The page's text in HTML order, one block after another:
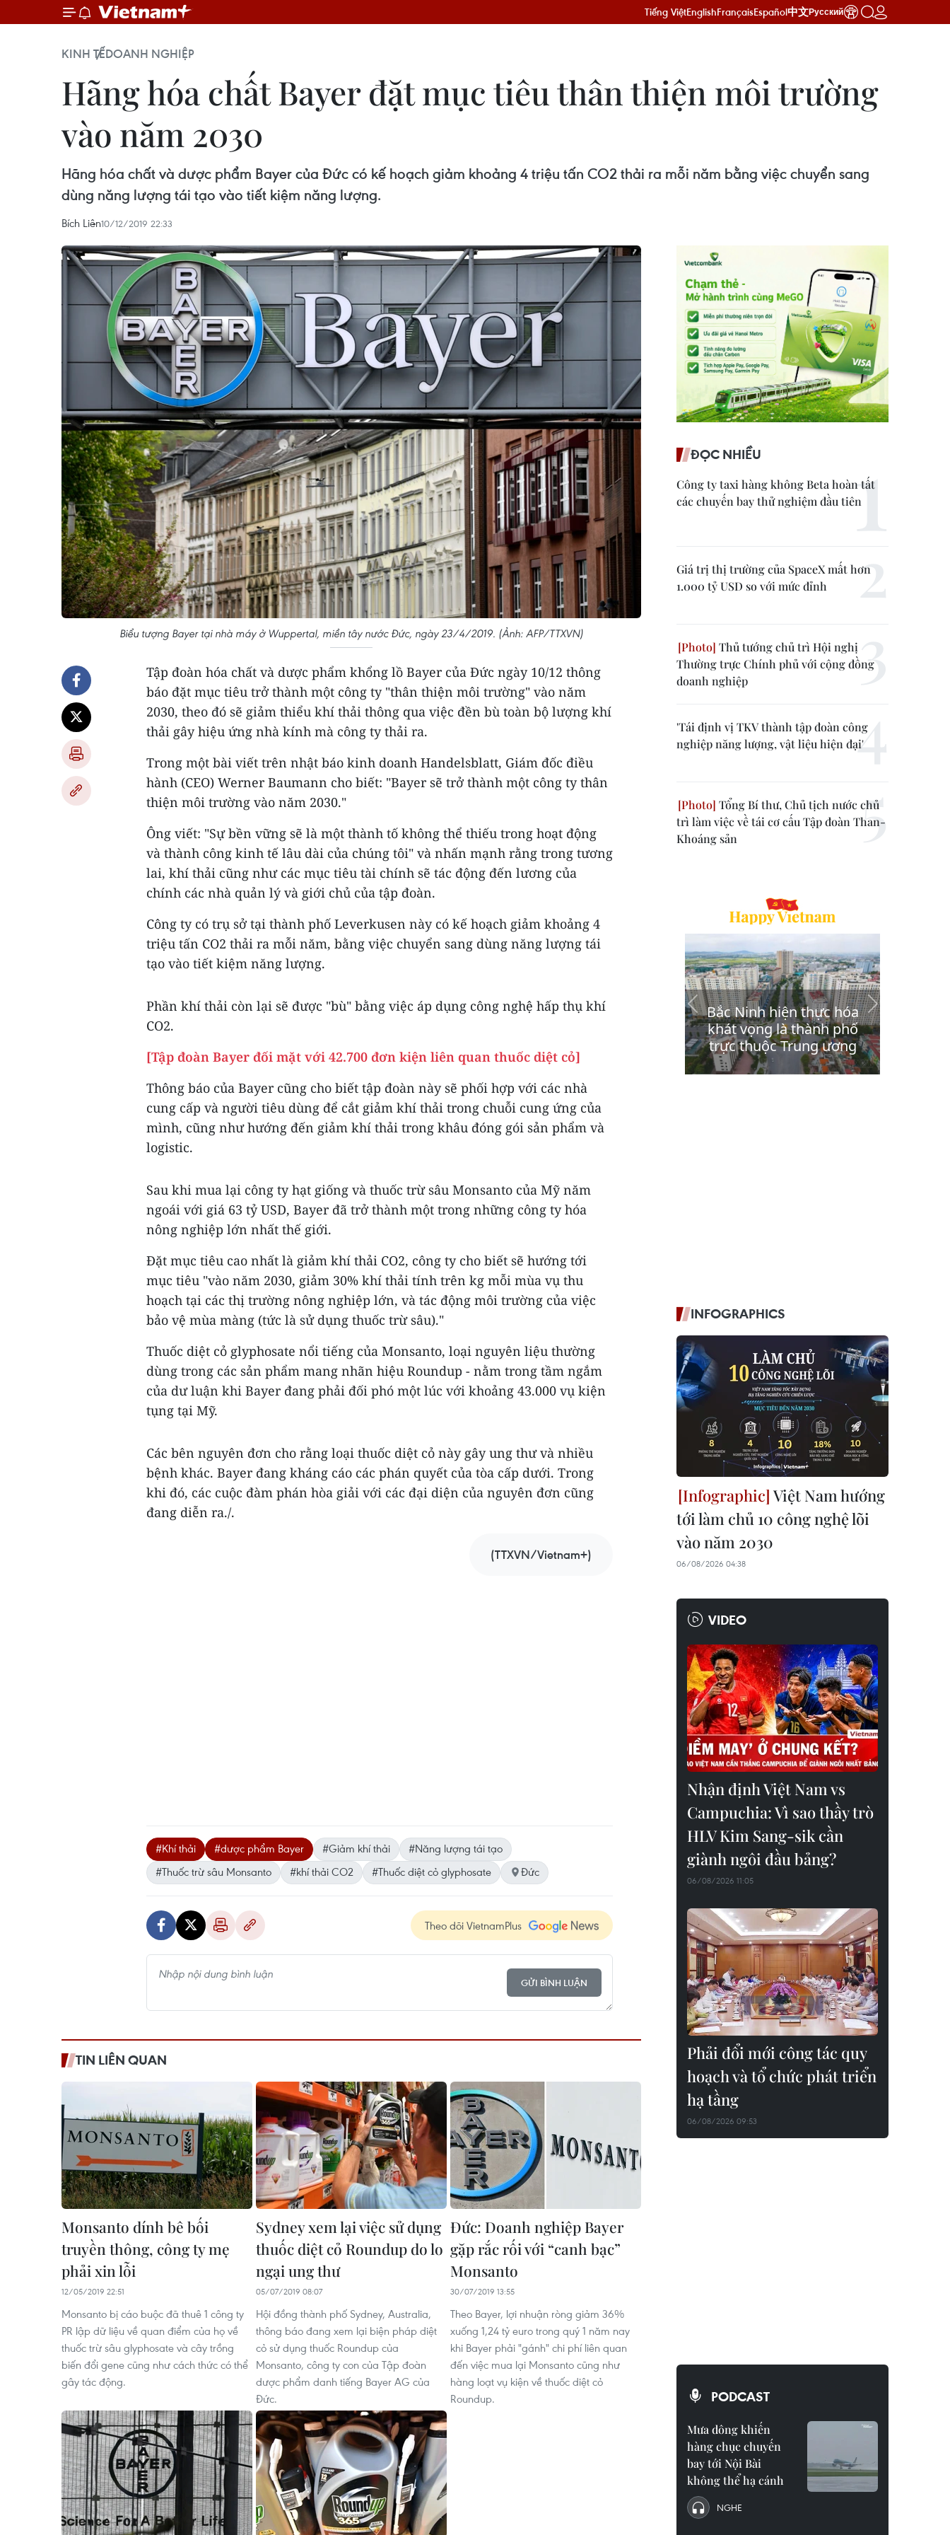
Tiếng ViệtEnglishFrançaisEspañol中文Русский
KINH TẾDOANH NGHIỆP
Hãng hóa chất Bayer đặt mục tiêu thân thiện môi trường
vào năm 2030
Hãng hóa chất và dược phẩm Bayer của Đức có kế hoạch giảm khoảng 4 triệu tấn CO2 thải ra mỗi năm bằng việc chuyển sang
dùng năng lượng tái tạo vào tiết kiệm năng lượng.
Bích Liên10/12/2019 22:33
Biểu tượng Bayer tại nhà máy ở Wuppertal, miền tây nước Đức, ngày 23/4/2019. (Ảnh: AFP/TTXVN)
Tập đoàn hóa chất và dược phẩm khổng lồ Bayer của Đức ngày 10/12 thông
báo đặt mục tiêu trở thành một công ty "thân thiện môi trường" vào năm
2030, theo đó sẽ giảm thiểu khí thải thông qua việc đền bù toàn bộ lượng khí
thải gây hiệu ứng nhà kính mà công ty thải ra.
Trong một bài viết trên nhật báo kinh doanh Handelsblatt, Giám đốc điều
hành (CEO) Werner Baumann cho biết: "Bayer sẽ trở thành một công ty thân
thiện môi trường vào năm 2030."
Ông viết: "Sự bền vững sẽ là một thành tố không thể thiếu trong hoạt động
và thành công kinh tế lâu dài của chúng tôi" và nhấn mạnh rằng trong tương
lai, khí thải cũng như các mục tiêu tài chính sẽ tác động đến lương của
chính các nhà quản lý và giới chủ của tập đoàn.
Công ty có trụ sở tại thành phố Leverkusen này có kế hoạch giảm khoảng 4
triệu tấn CO2 thải ra mỗi năm, bằng việc chuyển sang dùng năng lượng tái
tạo vào tiết kiệm năng lượng.
Phần khí thải còn lại sẽ được "bù" bằng việc áp dụng công nghệ hấp thụ khí
CO2.
[Tập đoàn Bayer đối mặt với 42.700 đơn kiện liên quan thuốc diệt cỏ]
Thông báo của Bayer cũng cho biết tập đoàn này sẽ phối hợp với các nhà
cung cấp và người tiêu dùng để cắt giảm khí thải trong chuỗi cung ứng của
mình, cũng như hướng đến giảm khí thải trong khâu đóng gói sản phẩm và
logistic.
Sau khi mua lại công ty hạt giống và thuốc trừ sâu Monsanto của Mỹ năm
ngoái với giá 63 tỷ USD, Bayer đã trở thành một trong những công ty hóa
nông nghiệp lớn nhất thế giới.
Đặt mục tiêu cao nhất là giảm khí thải CO2, công ty cho biết sẽ hướng tới
mục tiêu "vào năm 2030, giảm 30% khí thải tính trên kg mỗi mùa vụ thu
hoạch tại các thị trường nông nghiệp lớn, và tác động môi trường của việc
bảo vệ mùa màng (tức là sử dụng thuốc trừ sâu)."
Thuốc diệt cỏ glyphosate nổi tiếng của Monsanto, loại nguyên liệu thường
dùng trong các sản phẩm mang nhãn hiệu Roundup - nằm trong tầm ngắm
của dư luận khi Bayer đang phải đối phó một lúc với khoảng 43.000 vụ kiện
tụng tại Mỹ.
Các bên nguyên đơn cho rằng loại thuốc diệt cỏ này gây ung thư và nhiều
bệnh khác. Bayer đang kháng cáo các phán quyết của tòa cấp dưới. Trong
khi đó, các cuộc đàm phán hòa giải với các đại diện của nguyên đơn cũng
đang diễn ra./.
(TTXVN/Vietnam+)
#Khí thải #dược phẩm Bayer #Giảm khí thải
#Năng lượng tái tạo
#Thuốc trừ sâu Monsanto
#khí thải CO2 #Thuốc diệt cỏ glyphosate Đức
Theo dõi VietnamPlus
GỬI BÌNH LUẬN
TIN LIÊN QUAN
Monsanto dính bê bối
truyền thông, công ty mẹ
phải xin lỗi
12/05/2019 22:51
Monsanto bị cáo buộc đã thuê 1 công ty
PR lập dữ liệu về quan điểm của họ về
thuốc trừ sâu glyphosate và cây trồng
biến đổi gene cũng như cách thức có thể
gây tác động.
Sydney xem lại việc sử dụng
thuốc diệt cỏ Roundup do lo
ngại ung thư
05/07/2019 08:07
Hội đồng thành phố Sydney, Australia,
thông báo đang xem lại biện pháp diệt
cỏ sử dụng thuốc Roundup của
Monsanto, công ty con của Tập đoàn
dược phẩm danh tiếng Bayer AG của
Đức.
Đức: Doanh nghiệp Bayer
gặp rắc rối với “canh bạc”
Monsanto
30/07/2019 13:55
Theo Bayer, lợi nhuận ròng giảm 36%
xuống 1,24 tỷ euro trong quý 1 năm nay
khi Bayer phải "gánh" chi phí liên quan
đến việc mua lại Monsanto cũng như
hàng loạt vụ kiện về thuốc diệt cỏ
Roundup.
ĐỌC NHIỀU
Công ty taxi hàng không Beta hoàn tất
các chuyến bay thử nghiệm đầu tiên
Giá trị thị trường của SpaceX mất hơn
1.000 tỷ USD so với mức đỉnh
Thủ tướng chủ trì Hội nghị
Thường trực Chính phủ với cộng đồng
doanh nghiệp
'Tái định vị TKV thành tập đoàn công
nghiệp năng lượng, vật liệu hiện đại'
Tổng Bí thư, Chủ tịch nước chủ
trì làm việc về tái cơ cấu Tập đoàn Than-
Khoáng sản
INFOGRAPHICS
Việt Nam hướng
tới làm chủ 10 công nghệ lõi
vào năm 2030
06/08/2026 04:38
VIDEO
Nhận định Việt Nam vs
Campuchia: Vì sao thầy trò
HLV Kim Sang-sik cần
giành ngôi đầu bảng?
06/08/2026 11:05
Phải đổi mới công tác quy
hoạch và tổ chức phát triển
hạ tầng
06/08/2026 09:53
PODCAST
Mưa dông khiến
hàng chục chuyến
bay tới Nội Bài
không thể hạ cánh
NGHE